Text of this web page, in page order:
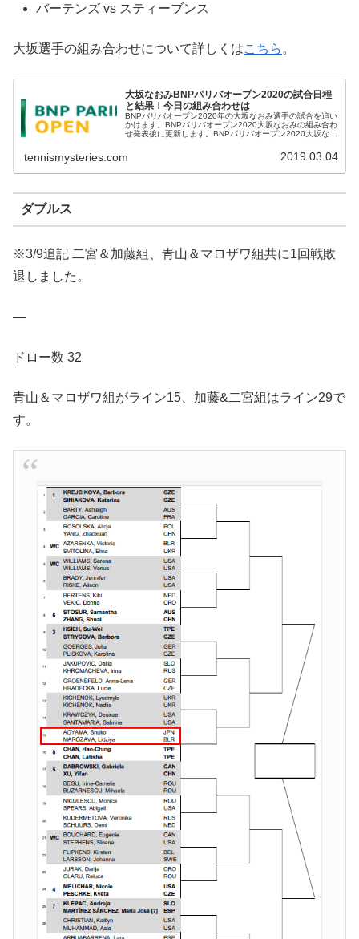
バーテンズ vs スティーブンス
大坂選手の組み合わせについて詳しくはこちら 。
大坂なおみBNPパリバオープン2020の試合日程
と結果！今日の組み合わせは
BNPパリバオープン2020年の大坂なおみ選手の試合を追い
かけます。BNPパリバオープン2020大坂なおみの組み合わ
せ発表後に更新します。BNPパリバオープン2020大坂なお
tennismysteries.com 2019.03.04
ダブルス
※3/9追記 二宮＆加藤組、青山＆マロザワ組共に1回戦敗
退しました。
—
ドロー数 32
青山＆マロザワ組がライン15、加藤&二宮組はライン29で
す。